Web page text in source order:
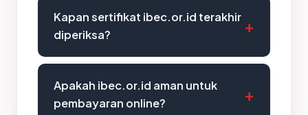
Kapan sertifikat ibec.or.id terakhir
diperiksa?
Apakah ibec.or.id aman untuk
pembayaran online?